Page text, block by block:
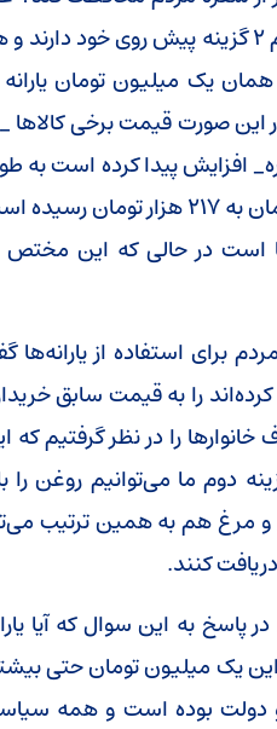
اعلام کردیم این است که مردم ۲ گزینه
یک میلیون تومان یارانه
صورت قیمت برخی کالاها _به
افزایش پیدا کرده است
در بین این کالاها از ۸۰ هزار
است در حالی که این
برای استفاده از
خانوارها را در نظر
مرغ هم به همین ترتیب
پاسخ به این سوال که آیا
یک میلیون تومان حتی
بوده است و همه